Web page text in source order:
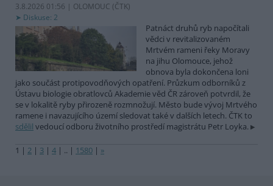
3.8.2026 01:56 | OLOMOUC (ČTK)
Diskuse: 2
Patnáct druhů ryb napočítali
vědci v revitalizovaném
Mrtvém rameni řeky Moravy
na jihu Olomouce, jehož
obnova byla dokončena loni
jako součást protipovodňových opatření. Průzkum odborníků z
Ústavu biologie obratlovců Akademie věd ČR zároveň potvrdil, že
se v lokalitě ryby přirozeně rozmnožují. Město bude vývoj Mrtvého
ramene i navazujícího území sledovat také v dalších letech. ČTK to
sdělil vedoucí odboru životního prostředí magistrátu Petr Loyka.
1 | 2 | 3 | 4 | .. | 1580 | »